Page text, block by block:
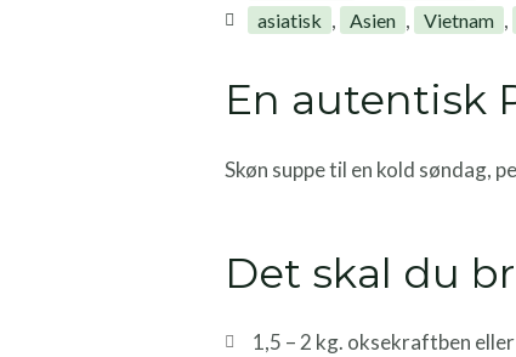
asiatisk , Asien , Vietnam ,
En autentisk
Skøn suppe til en kold søndag,
Det skal du
1,5 – 2 kg. oksekraftben